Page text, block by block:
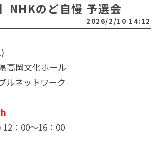
NHKのど自慢 予選会
2026/2/10 14:12
高岡文化ホール
ルネットワーク
：00〜16：00